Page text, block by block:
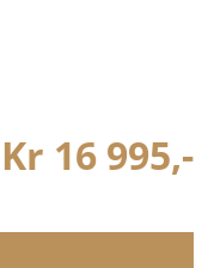
Kr 16 995,-